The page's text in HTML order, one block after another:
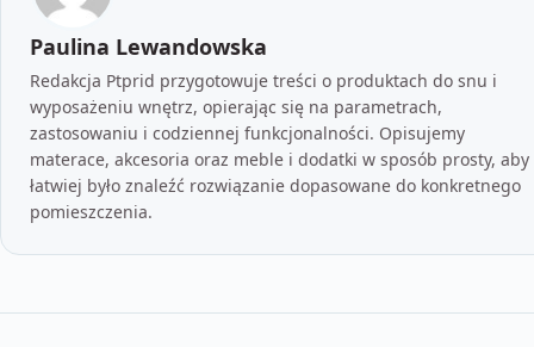
Paulina Lewandowska
Redakcja Ptprid przygotowuje treści o produktach do snu i
wyposażeniu wnętrz, opierając się na parametrach,
zastosowaniu i codziennej funkcjonalności. Opisujemy
materace, akcesoria oraz meble i dodatki w sposób prosty, aby
łatwiej było znaleźć rozwiązanie dopasowane do konkretnego
pomieszczenia.